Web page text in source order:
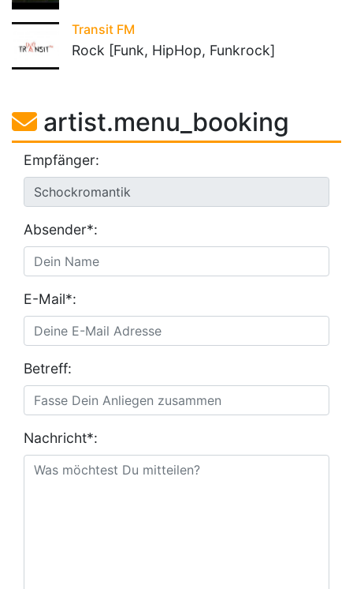
Transit FM
Rock [Funk, HipHop, Funkrock]
artist.menu_booking
Empfänger:
Absender*:
E-Mail*:
Betreff:
Nachricht*: